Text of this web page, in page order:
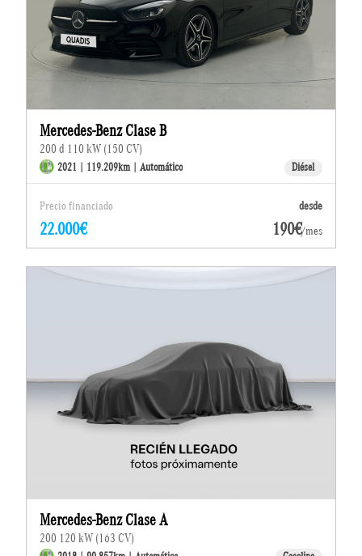
Mercedes-Benz Clase B
200 d 110 kW (150 CV)
2021 | 119.209km | Automático Diésel
Precio financiado desde
22.000€ 190€/mes
Mercedes-Benz Clase A
200 120 kW (163 CV)